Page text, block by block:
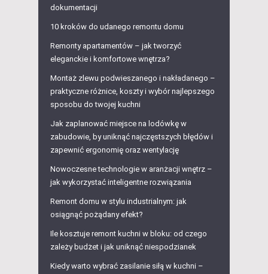
dokumentacji
10 kroków do udanego remontu domu
Remonty apartamentów – jak tworzyć
eleganckie i komfortowe wnętrza?
Montaż zlewu podwieszanego i nakładanego –
praktyczne różnice, koszty i wybór najlepszego
sposobu do twojej kuchni
Jak zaplanować miejsce na lodówkę w
zabudowie, by uniknąć najczęstszych błędów i
zapewnić ergonomię oraz wentylację
Nowoczesne technologie w aranżacji wnętrz –
jak wykorzystać inteligentne rozwiązania
Remont domu w stylu industrialnym: jak
osiągnąć pożądany efekt?
Ile kosztuje remont kuchni w bloku: od czego
zależy budżet i jak uniknąć niespodzianek
Kiedy warto wybrać zasilanie siłą w kuchni –